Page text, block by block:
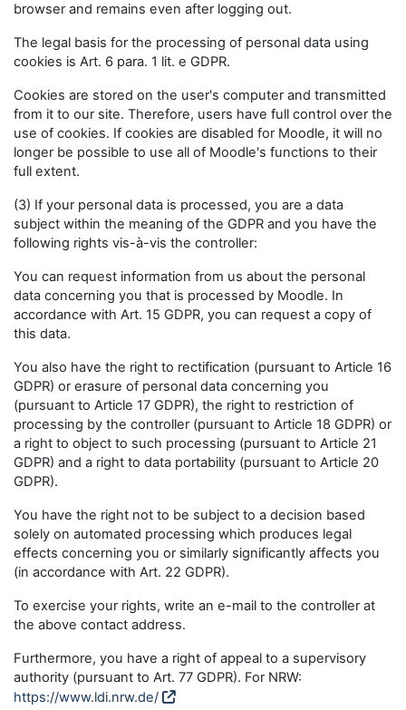
browser and remains even after logging out.
The legal basis for the processing of personal data using
cookies is Art. 6 para. 1 lit. e GDPR.
Cookies are stored on the user's computer and transmitted
from it to our site. Therefore, users have full control over the
use of cookies. If cookies are disabled for Moodle, it will no
longer be possible to use all of Moodle's functions to their
full extent.
(3) If your personal data is processed, you are a data
subject within the meaning of the GDPR and you have the
following rights vis-à-vis the controller:
You can request information from us about the personal
data concerning you that is processed by Moodle. In
accordance with Art. 15 GDPR, you can request a copy of
this data.
You also have the right to rectification (pursuant to Article 16
GDPR) or erasure of personal data concerning you
(pursuant to Article 17 GDPR), the right to restriction of
processing by the controller (pursuant to Article 18 GDPR) or
a right to object to such processing (pursuant to Article 21
GDPR) and a right to data portability (pursuant to Article 20
GDPR).
You have the right not to be subject to a decision based
solely on automated processing which produces legal
effects concerning you or similarly significantly affects you
(in accordance with Art. 22 GDPR).
To exercise your rights, write an e-mail to the controller at
the above contact address.
Furthermore, you have a right of appeal to a supervisory
authority (pursuant to Art. 77 GDPR). For NRW:
https://www.ldi.nrw.de/